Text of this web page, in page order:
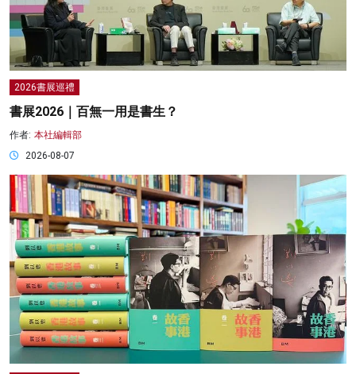
2026書展巡禮
書展2026｜百無一用是書生？
作者: 本社編輯部
2026-08-07